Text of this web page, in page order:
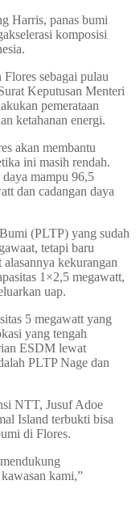
Harris, panas bumi
komposisi
sebagai pulau
Keputusan Menteri
pemerataan
ketahanan energi.
akan membantu
ini masih rendah.
mampu 96,5
dan cadangan daya
(PLTP) yang sudah
tetapi baru
kekurangan
1×2,5 megawatt,
uap.
5 megawatt yang
yang tengah
ESDM lewat
PLTP Nage dan
NTT, Jusuf Adoe
Island terbukti bisa
di Flores.
kami,”